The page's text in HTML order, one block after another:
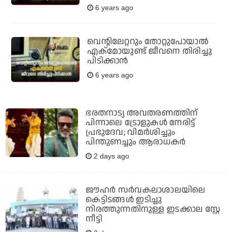
6 years ago
വെന്റിലേറ്ററും തോറ്റുപോയാൽ
എക്മോയുണ്ട് ജീവനെ തിരിച്ചു
പിടിക്കാൻ
6 years ago
ഭരതനാട്യ അവതരണത്തിന്
പിന്നാലെ ട്രോളുകൾ നേരിട്ട്
പ്രഭുദേവ; വിമർശിച്ചും
പിന്തുണച്ചും ആരാധകർ
2 days ago
ജൗഹര്‍ സര്‍വകലാശാലയിലെ
കെട്ടിടങ്ങള്‍ ഇടിച്ചു
നിരത്തുന്നതിനുള്ള ഇടക്കാല സ്റ്റേ
നീട്ടി